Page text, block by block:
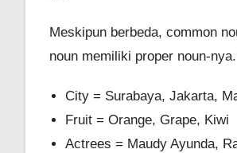
Meskipun berbeda, common
noun memiliki proper noun-
City = Surabaya, Jakarta,
Fruit = Orange, Grape, Kiwi
Actrees = Maudy Ayunda,